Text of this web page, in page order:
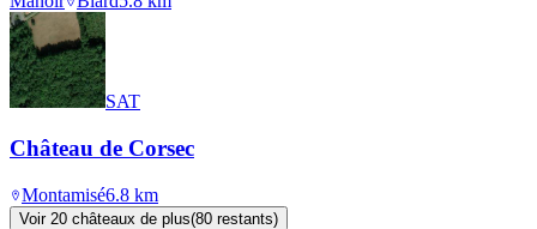
SAT
Château de Corsec
Montamisé6.8 km
Voir 20 châteaux de plus(80 restants)